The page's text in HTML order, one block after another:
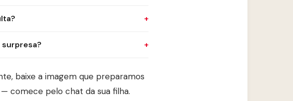
surpresa?
baixe a imagem que preparamos
comece pelo chat da sua filha.